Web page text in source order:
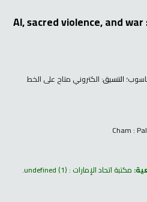
AI, sacred violence, and
؛ التنسيق: الكتروني متاح على الخط
Cham :
مكتبة اتحاد الإمارات : undefined(1).